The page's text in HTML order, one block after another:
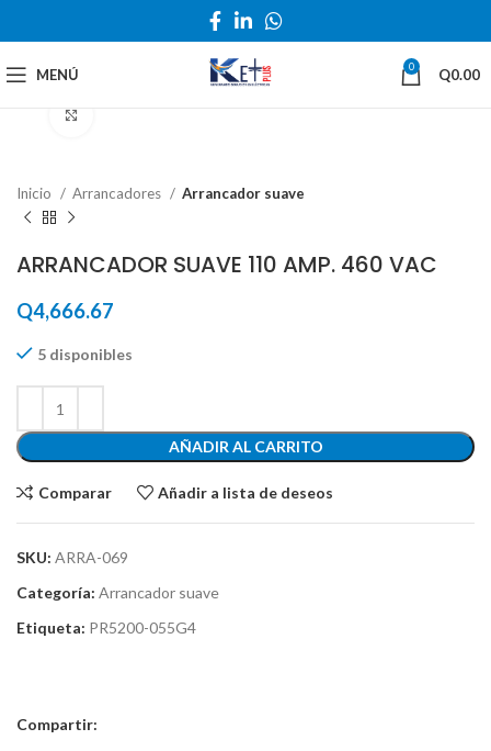
MENÚ 0 Q0.00
Inicio Arrancadores Arrancador suave
ARRANCADOR SUAVE 110 AMP. 460 VAC
Q4,666.67
5 disponibles
AÑADIR AL CARRITO
Comparar Añadir a lista de deseos
SKU: ARRA-069
Categoría: Arrancador suave
Etiqueta: PR5200-055G4
Compartir: